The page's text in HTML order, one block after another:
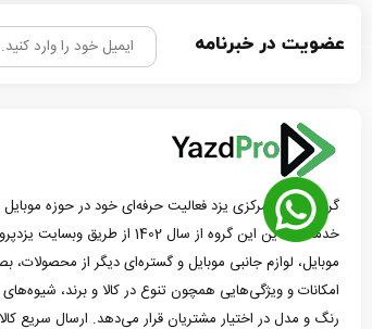
عضویت در خبرنامه
خدمات آنلاین این گروه از سال
موبایل، لوازم جانبی موبایل و گستره‌ای دیگر از
امکانات و ویژگی‌هایی همچون تنوع در کالا و برند،
رنگ و مدل در اختیار مشتریان قرار می‌دهد. ارسال سریع